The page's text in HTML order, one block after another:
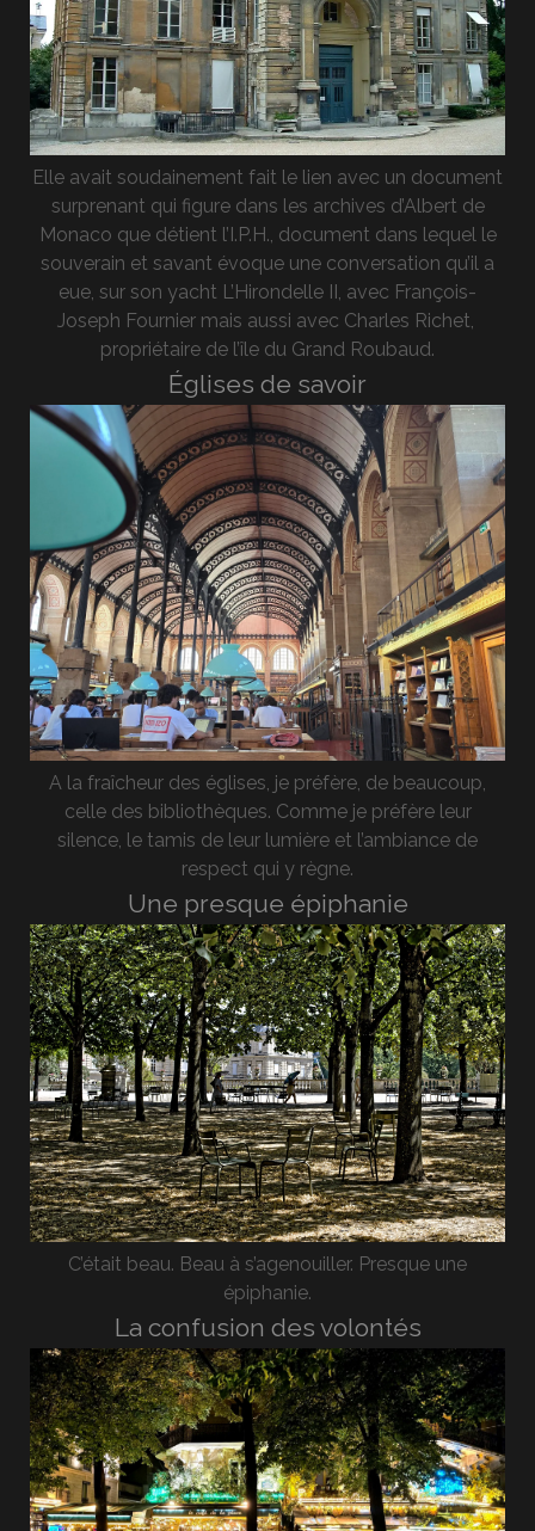
Elle avait soudainement fait le lien avec un document
surprenant qui figure dans les archives d’Albert de
Monaco que détient l’I.P.H., document dans lequel le
souverain et savant évoque une conversation qu’il a
eue, sur son yacht L’Hirondelle II, avec François-
Joseph Fournier mais aussi avec Charles Richet,
propriétaire de l’île du Grand Roubaud.
Églises de savoir
A la fraîcheur des églises, je préfère, de beaucoup,
celle des bibliothèques. Comme je préfère leur
silence, le tamis de leur lumière et l’ambiance de
respect qui y règne.
Une presque épiphanie
C’était beau. Beau à s’agenouiller. Presque une
épiphanie.
La confusion des volontés